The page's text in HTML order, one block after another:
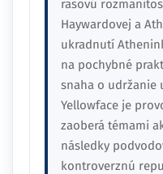
rasovú
Haywardovej a
ukradnutí
na pochybné
snaha o udržanie
Yellowface je
zaoberá témami
následky
kontroverznú